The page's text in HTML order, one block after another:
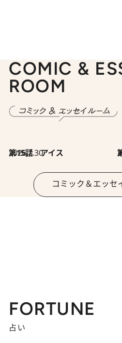
COMIC &
ROOM
2026.7.30
第15話 アイス
コミック＆エッセ
FORTUNE
占い